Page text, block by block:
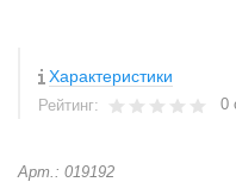
Характеристики
Рейтинг: 0
Арт.: 019192